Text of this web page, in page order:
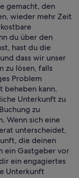
gemacht, den
wieder mehr Zeit
du über den
hast du die
dass wir unser
zu lösen, falls
Problem
beheben kann,
Unterkunft zu
zu
Wenn sich eine
unterscheidet,
die deinen
ein Gastgeber vor
ein engagiertes
Unterkunft